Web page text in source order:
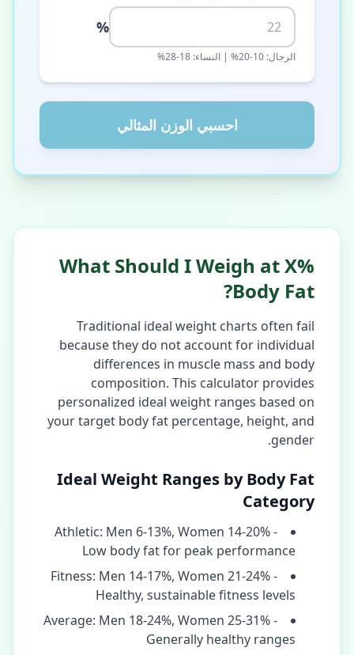
%
الرجال: 10-20% | النساء: 18-28%
احسبي الوزن المثالي
What Should I Weigh at X%
Body Fat?
Traditional ideal weight charts often fail
because they do not account for individual
differences in muscle mass and body
composition. This calculator provides
personalized ideal weight ranges based on
your target body fat percentage, height, and
gender.
Ideal Weight Ranges by Body Fat
Category
Athletic: Men 6-13%, Women 14-20% -
Low body fat for peak performance
Fitness: Men 14-17%, Women 21-24% -
Healthy, sustainable fitness levels
Average: Men 18-24%, Women 25-31% -
Generally healthy ranges